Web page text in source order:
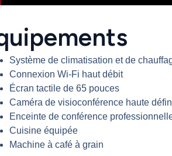
Système de climatisation et de
Connexion Wi-Fi haut débit
Écran tactile de 65 pouces
Caméra de visioconférence haute
Enceinte de conférence
Cuisine équipée
Machine à café à grain